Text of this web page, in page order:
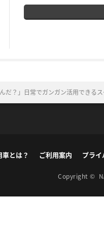
だ？」日常でガンガン活用できる
とは？ ご利用案内 プラ
Copyright ©